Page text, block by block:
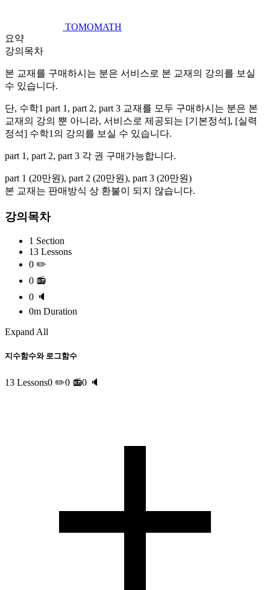
TOMOMATH
요약
강의목차
본 교재를 구매하시는 분은 서비스로 본 교재의 강의를 보실
수 있습니다.
단, 수학1 part 1, part 2, part 3 교재를 모두 구매하시는 분은 본
교재의 강의 뿐 아니라, 서비스로 제공되는 [기본정석], [실력
정석] 수학1의 강의를 보실 수 있습니다.
part 1, part 2, part 3 각 권 구매가능합니다.
part 1 (20만원), part 2 (20만원), part 3 (20만원)
본 교재는 판매방식 상 환불이 되지 않습니다.
강의목차
1 Section
13 Lessons
0 ✏️
0 📻
0 🔈
0m Duration
Expand All
지수함수와 로그함수
13 Lessons0 ✏️0 📻0 🔈